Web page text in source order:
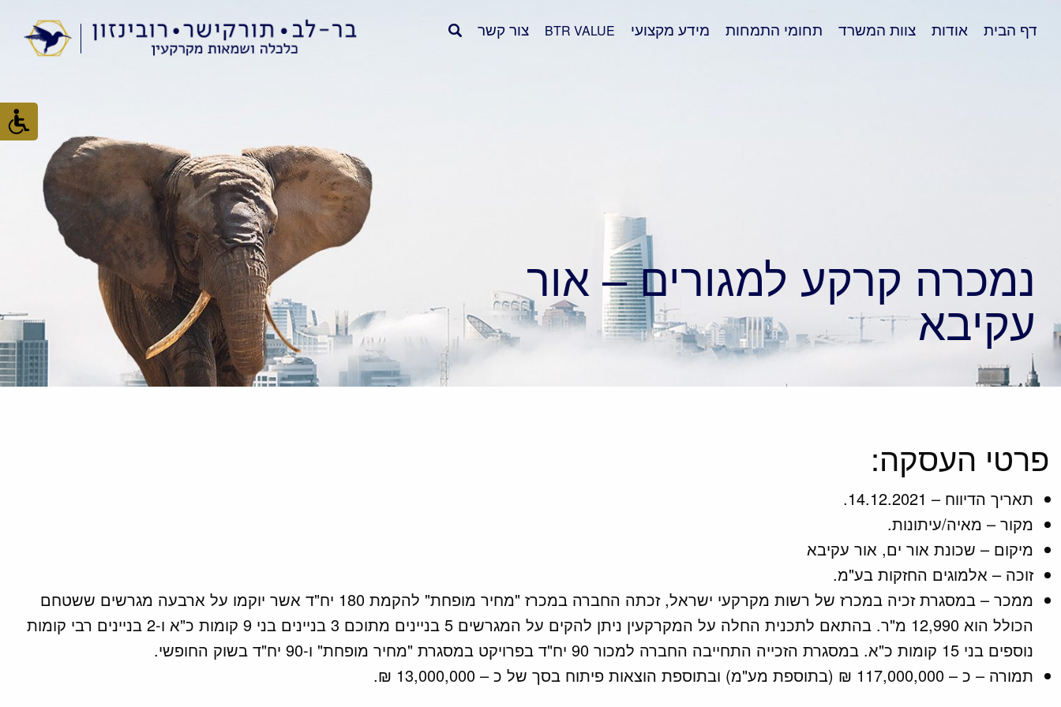
דף הבית אודות צוות המשרד תחומי התמחות מידע מקצועי BTR VALUE צור קשר
נמכרה קרקע למגורים – אור
עקיבא
פרטי העסקה:
תאריך הדיווח – 14.12.2021.
מקור – מאיה/עיתונות.
מיקום – שכונת אור ים, אור עקיבא
זוכה – אלמוגים החזקות בע"מ.
ממכר – במסגרת זכיה במכרז של רשות מקרקעי ישראל, זכתה החברה במכרז "מחיר מופחת" להקמת 180 יח"ד אשר יוקמו על ארבעה מגרשים ששטחם
הכולל הוא 12,990 מ"ר. בהתאם לתכנית החלה על המקרקעין ניתן להקים על המגרשים 5 בניינים מתוכם 3 בניינים בני 9 קומות כ"א ו-2 בניינים רבי קומות
נוספים בני 15 קומות כ"א. במסגרת הזכייה התחייבה החברה למכור 90 יח"ד בפרויקט במסגרת "מחיר מופחת" ו-90 יח"ד בשוק החופשי.
תמורה – כ – 117,000,000 ₪ (בתוספת מע"מ) ובתוספת הוצאות פיתוח בסך של כ – 13,000,000 ₪.